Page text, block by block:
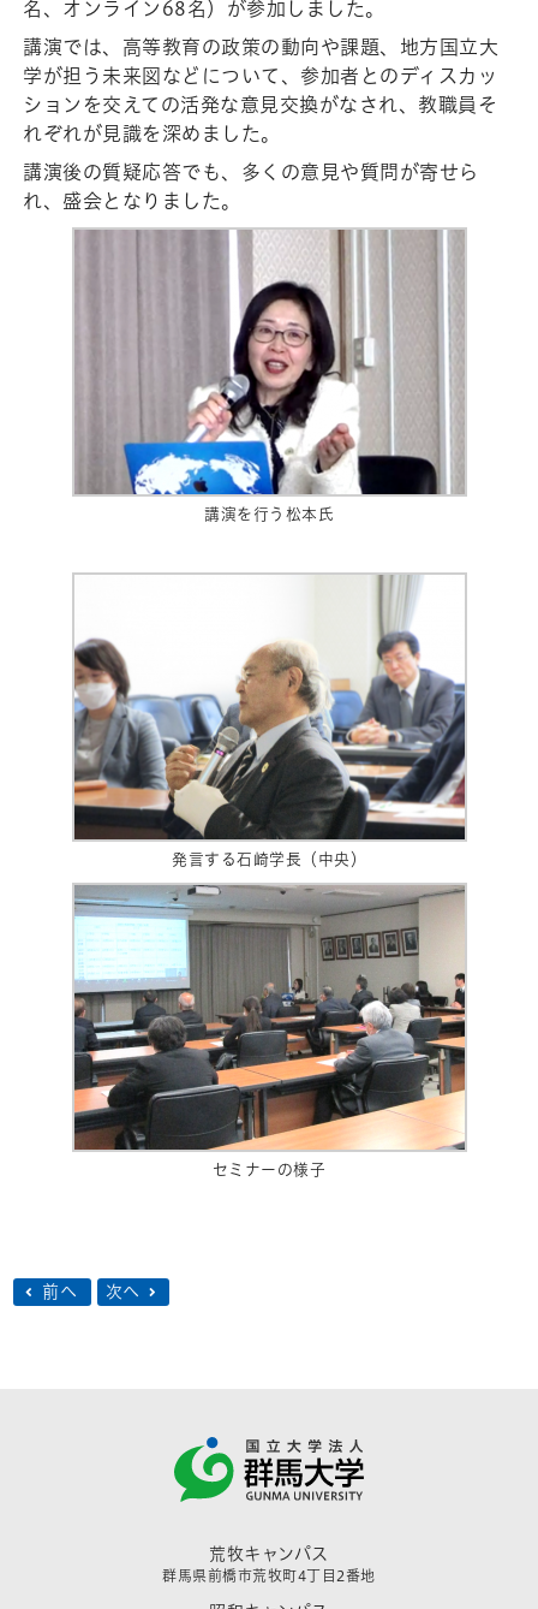
名、オンライン68名）が参加しました。
講演では、高等教育の政策の動向や課題、地方国立大
学が担う未来図などについて、参加者とのディスカッ
ションを交えての活発な意見交換がなされ、教職員そ
れぞれが見識を深めました。
講演後の質疑応答でも、多くの意見や質問が寄せら
れ、盛会となりました。
講演を行う松本氏
発言する石崎学長（中央）
セミナーの様子
前へ 次へ
荒牧キャンパス
群馬県前橋市荒牧町4丁目2番地